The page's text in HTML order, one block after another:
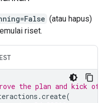
(atau hapus)
riset.
the plan and kick off
.create(